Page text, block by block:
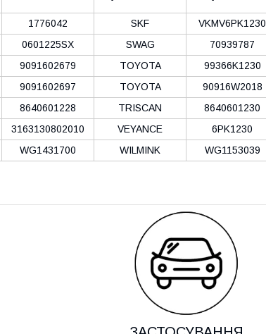
1776042 SKF VKMV6PK1230
0601225SX SWAG 70939787
9091602679 TOYOTA 99366K1230
9091602697 TOYOTA 90916W2018
8640601228 TRISCAN 8640601230
3163130802010 VEYANCE 6PK1230
WG1431700 WILMINK WG1153039